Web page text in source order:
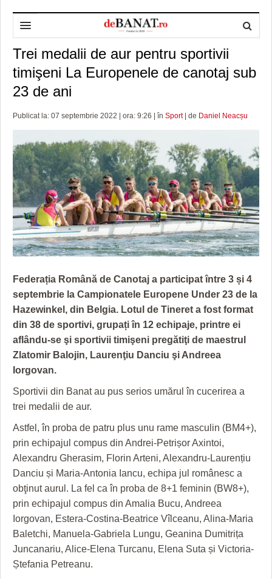
HOME
DESPRE NOI
POLITICA DE CONFIDENȚIALITATE
ADMINISTRAȚIE
PREFECTURA TIMIŞ
POLI TIMISOARA
FOTBAL JUDETEAN
ALTE SPORTURI
OPINII
DOSARELE DEBANAT
ETICA LUCIDITĂȚII ASISTATE
JURNAL DE CAMPANIE
ZÂMBETE AMARE
GRĂDINA TAICII DOMNULUI
ZIARISTU’ DE TERASĂ
CU OIŞTEA-N KIERKEGAARD
PE SURSE
TIMP LIBER ȘI CULTURĂ
TIMP LIBER
ULTRAMARIN VA RECOMANDA
CULTURA
CRONICĂ DE FILM
UNDE MERGEM
FILME DOCUMENTARE
JOCURI ONLINE
ECONOMIC
AFACERI
SĂNĂTATE
MAI MULTE
ACCIDENTE
ANUNŢURI
INFO SI UTILE
INVATAMANT
FILME DOCUMENTARE
CLIPURI VIDEO
JOCURI ONLINE
DIVERSE
FARMACII DIN TIMIŞOARA
HARTA TIMIŞOAREI
Trei medalii de aur pentru sportivii
timişeni La Europenele de canotaj sub
23 de ani
Publicat la: 07 septembrie 2022 | ora: 9:26 | în Sport| de Daniel Neacșu
Federația Română de Canotaj a participat între 3 și 4
septembrie la Campionatele Europene Under 23 de la
Hazewinkel, din Belgia. Lotul de Tineret a fost format
din 38 de sportivi, grupați în 12 echipaje, printre ei
aflându-se şi sportivii timişeni pregătiţi de maestrul
Zlatomir Balojin, Laurenţiu Danciu şi Andreea
Iorgovan.
Sportivii din Banat au pus serios umărul în cucerirea a
trei medalii de aur.
Astfel, în proba de patru plus unu rame masculin (BM4+),
prin echipajul compus din Andrei-Petrișor Axintoi,
Alexandru Gherasim, Florin Arteni, Alexandru-Laurențiu
Danciu și Maria-Antonia Iancu, echipa jul românesc a
obţinut aurul. La fel ca în proba de 8+1 feminin (BW8+),
prin echipajul compus din Amalia Bucu, Andreea
Iorgovan, Estera-Costina-Beatrice Vîlceanu, Alina-Maria
Baletchi, Manuela-Gabriela Lungu, Geanina Dumitrița
Juncanariu, Alice-Elena Turcanu, Elena Suta și Victoria-
Ștefania Petreanu.